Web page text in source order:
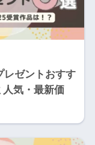
レゼントおすす
気・最新価